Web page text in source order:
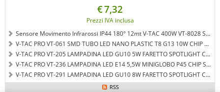
€7,32
Prezzi IVA inclusa
Sensore Movimento Infrarossi IP44 180° 12mt V-TAC 400W VT-8028 SKU-5088
V-TAC PRO VT-061 SMD TUBO LED NANO PLASTIC T8 G13 10W CHIP SAMSUNG LAMPADINA 60CM - LUCE BIANCO NATURALE - SKU 651
V-TAC PRO VT-205 LAMPADINA LED GU10 5W FARETTO SPOTLIGHT CHIP SAMSUNG 110° - COLORE BIANCO CALDO SKU 201
V-TAC PRO VT-236 LAMPADINA LED E14 5,5W MINIGLOBO P45 CHIP SAMSUNG - LUCE BIANCO NATURALE - SKU 169
V-TAC PRO VT-291 LAMPADINA LED GU10 8W FARETTO SPOTLIGHT CHIP SAMSUNG 38° - BIANCO NATURALE - SKU 876
RSS